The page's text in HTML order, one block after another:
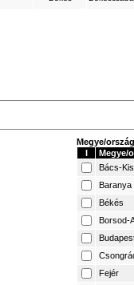
Megye/
I
Megye/
Bács-
Baranya
Békés
Borsod-
Fejér